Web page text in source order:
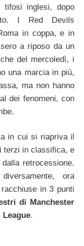
tifosi inglesi, dopo
I Red Devils
in coppa, e in
a riposo da un
del mercoledì, i
una marcia in più,
ma non hanno
dei fenomeni, con
in cui si riapriva il
terzi in classifica, e
retrocessione.
ora
in 3 punti
di Manchester
.